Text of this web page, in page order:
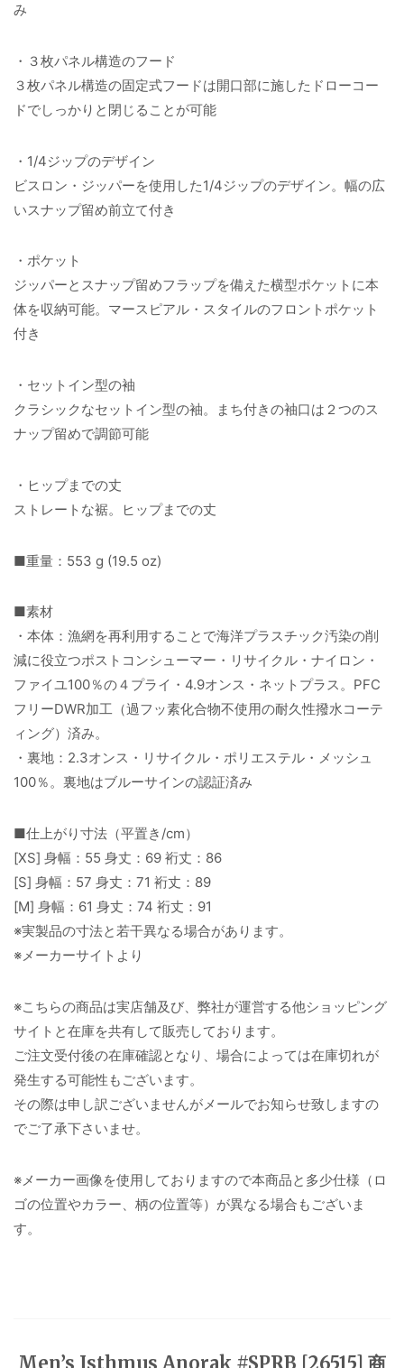
み
・３枚パネル構造のフード
３枚パネル構造の固定式フードは開口部に施したドローコー
ドでしっかりと閉じることが可能
・1/4ジップのデザイン
ビスロン・ジッパーを使用した1/4ジップのデザイン。幅の広
いスナップ留め前立て付き
・ポケット
ジッパーとスナップ留めフラップを備えた横型ポケットに本
体を収納可能。マースピアル・スタイルのフロントポケット
付き
・セットイン型の袖
クラシックなセットイン型の袖。まち付きの袖口は２つのス
ナップ留めで調節可能
・ヒップまでの丈
ストレートな裾。ヒップまでの丈
■重量：553 g (19.5 oz)
■素材
・本体：漁網を再利用することで海洋プラスチック汚染の削
減に役立つポストコンシューマー・リサイクル・ナイロン・
ファイユ100％の４プライ・4.9オンス・ネットプラス。PFC
フリーDWR加工（過フッ素化合物不使用の耐久性撥水コーテ
ィング）済み。
・裏地：2.3オンス・リサイクル・ポリエステル・メッシュ
100％。裏地はブルーサインの認証済み
■仕上がり寸法（平置き/cm）
[XS] 身幅：55 身丈：69 裄丈：86
[S] 身幅：57 身丈：71 裄丈：89
[M] 身幅：61 身丈：74 裄丈：91
※実製品の寸法と若干異なる場合があります。
※メーカーサイトより
※こちらの商品は実店舗及び、弊社が運営する他ショッピング
サイトと在庫を共有して販売しております。
ご注文受付後の在庫確認となり、場合によっては在庫切れが
発生する可能性もございます。
その際は申し訳ございませんがメールでお知らせ致しますの
でご了承下さいませ。
※メーカー画像を使用しておりますので本商品と多少仕様（ロ
ゴの位置やカラー、柄の位置等）が異なる場合もございま
す。
Men’s Isthmus Anorak #SPRB [26515] 商